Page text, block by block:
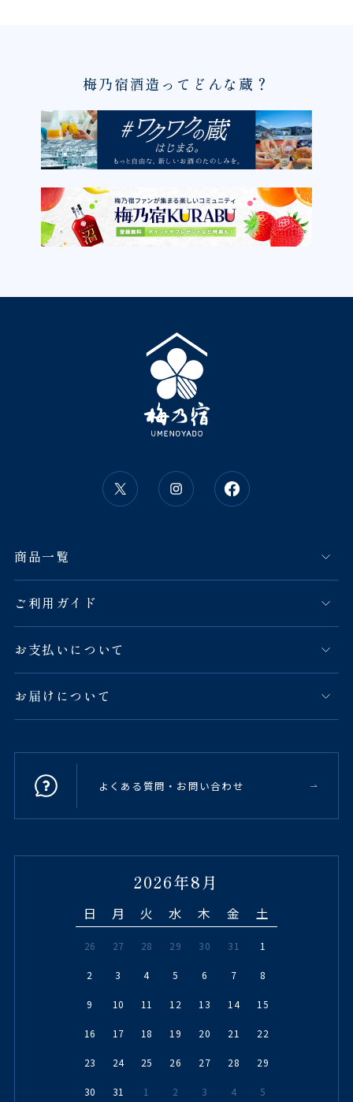
梅乃宿酒造ってどんな蔵？
商品一覧
ご利用ガイド
お支払いについて
お届けについて
よくある質問・お問い合わせ
2026年8月
日 月 火 水 木 金 土
26 27 28 29 30 31 1
2 3 4 5 6 7 8
9 10 11 12 13 14 15
16 17 18 19 20 21 22
23 24 25 26 27 28 29
30 31 1 2 3 4 5